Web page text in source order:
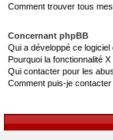
Comment trouver tous
Concernant phpBB
Qui a développé ce logiciel
Pourquoi la fonctionnalité X
Qui contacter pour les
Comment puis-je